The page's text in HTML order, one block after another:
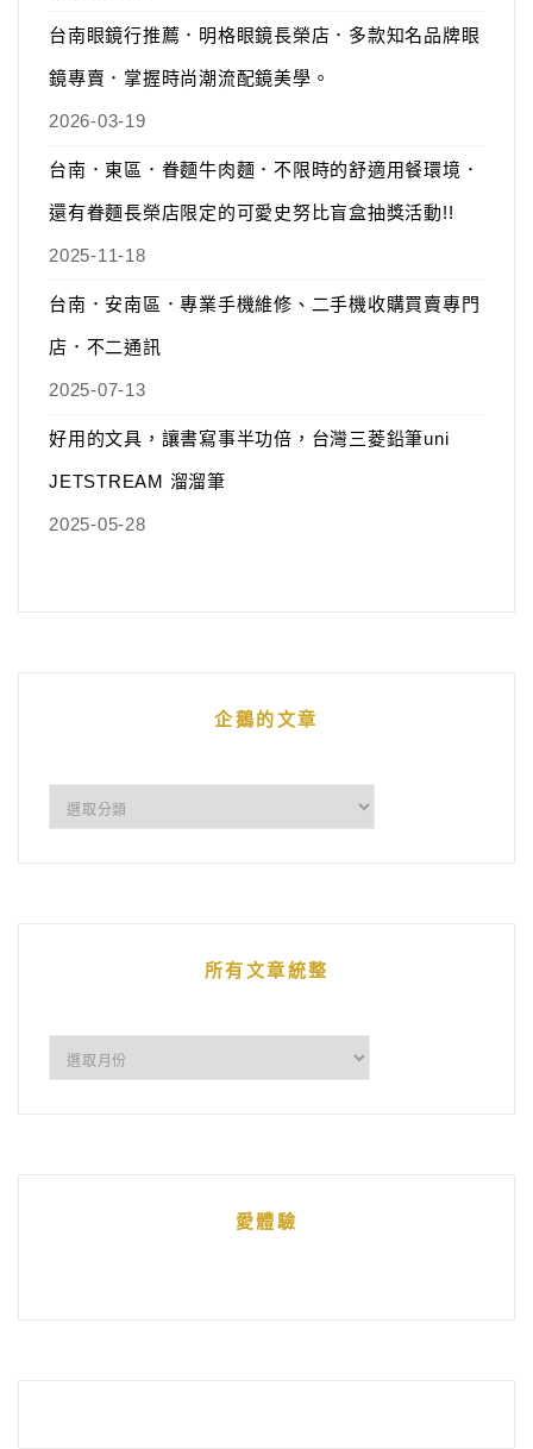
台南眼鏡行推薦．明格眼鏡長榮店．多款知名品牌眼
鏡專賣．掌握時尚潮流配鏡美學。
2026-03-19
台南．東區．眷麵牛肉麵．不限時的舒適用餐環境．
還有眷麵長榮店限定的可愛史努比盲盒抽獎活動!!
2025-11-18
台南．安南區．專業手機維修、二手機收購買賣專門
店．不二通訊
2025-07-13
好用的文具，讓書寫事半功倍，台灣三菱鉛筆uni
JETSTREAM 溜溜筆
2025-05-28
企鵝的文章
所有文章統整
愛體驗